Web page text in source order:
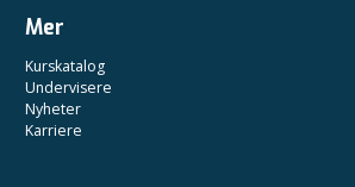
Mer
Kurskatalog
Undervisere
Nyheter
Karriere